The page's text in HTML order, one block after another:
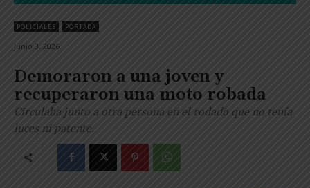
POLICIALES PORTADA
junio 3, 2026
Demoraron a una joven y
recuperaron una moto robada
Circulaba junto a otra persona en el rodado que no tenía
luces ni patente.